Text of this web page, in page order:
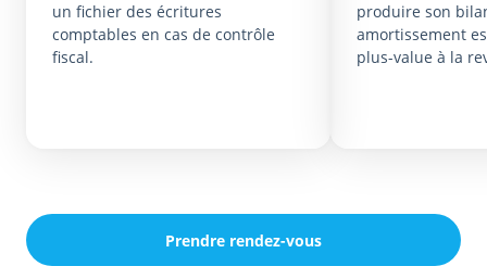
un fichier des écritures
comptables en cas de contrôle
fiscal.
produire son
amortissement
plus-value à la
Prendre rendez-vous